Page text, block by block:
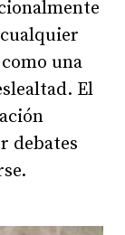
una
El
debates